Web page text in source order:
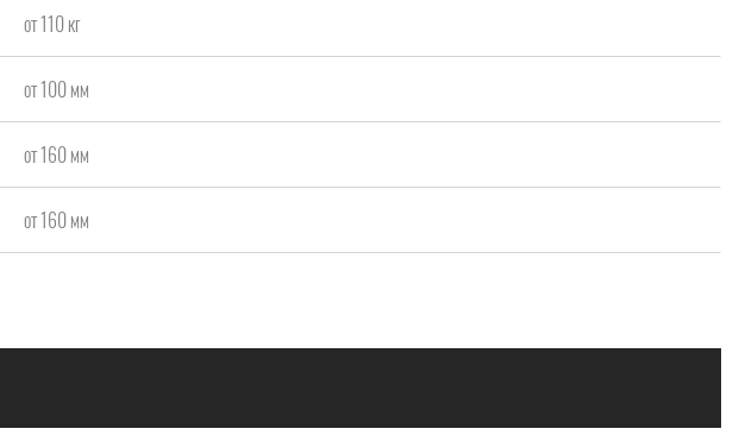
от 110 кг
от 100 мм
от 160 мм
от 160 мм